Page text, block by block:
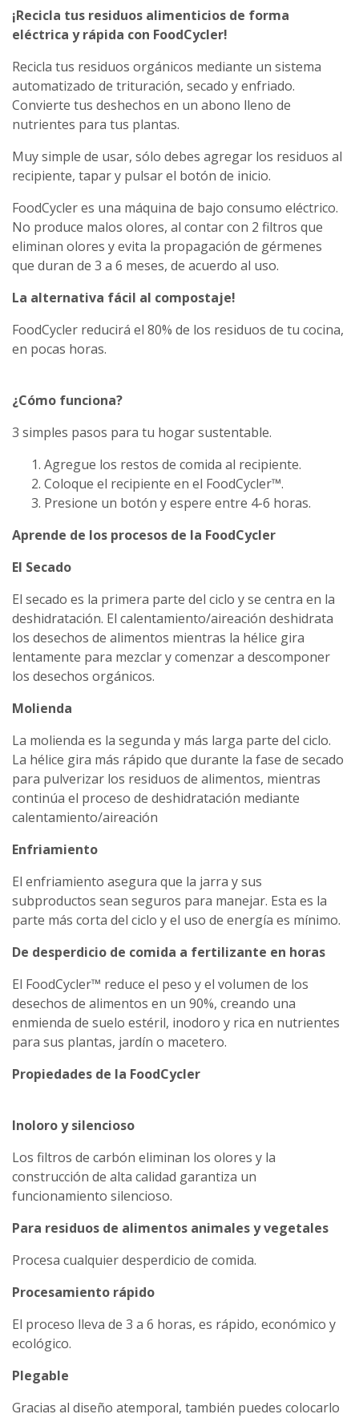
¡Recicla tus residuos alimenticios de forma
eléctrica y rápida con FoodCycler!
Recicla tus residuos orgánicos mediante un sistema
automatizado de trituración, secado y enfriado.
Convierte tus deshechos en un abono lleno de
nutrientes para tus plantas.
Muy simple de usar, sólo debes agregar los residuos al
recipiente, tapar y pulsar el botón de inicio.
FoodCycler es una máquina de bajo consumo eléctrico.
No produce malos olores, al contar con 2 filtros que
eliminan olores y evita la propagación de gérmenes
que duran de 3 a 6 meses, de acuerdo al uso.
La alternativa fácil al compostaje!
FoodCycler reducirá el 80% de los residuos de tu cocina,
en pocas horas.
¿Cómo funciona?
3 simples pasos para tu hogar sustentable.
Agregue los restos de comida al recipiente.
Coloque el recipiente en el FoodCycler™.
Presione un botón y espere entre 4-6 horas.
Aprende de los procesos de la FoodCycler
El Secado
El secado es la primera parte del ciclo y se centra en la
deshidratación. El calentamiento/aireación deshidrata
los desechos de alimentos mientras la hélice gira
lentamente para mezclar y comenzar a descomponer
los desechos orgánicos.
Molienda
La molienda es la segunda y más larga parte del ciclo.
La hélice gira más rápido que durante la fase de secado
para pulverizar los residuos de alimentos, mientras
continúa el proceso de deshidratación mediante
calentamiento/aireación
Enfriamiento
El enfriamiento asegura que la jarra y sus
subproductos sean seguros para manejar. Esta es la
parte más corta del ciclo y el uso de energía es mínimo.
De desperdicio de comida a fertilizante en horas
El FoodCycler™ reduce el peso y el volumen de los
desechos de alimentos en un 90%, creando una
enmienda de suelo estéril, inodoro y rica en nutrientes
para sus plantas, jardín o macetero.
Propiedades de la FoodCycler
Inoloro y silencioso
Los filtros de carbón eliminan los olores y la
construcción de alta calidad garantiza un
funcionamiento silencioso.
Para residuos de alimentos animales y vegetales
Procesa cualquier desperdicio de comida.
Procesamiento rápido
El proceso lleva de 3 a 6 horas, es rápido, económico y
ecológico.
Plegable
Gracias al diseño atemporal, también puedes colocarlo